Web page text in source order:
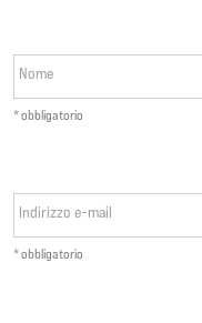
Nome
* obbligatorio
Indirizzo e-mail
* obbligatorio